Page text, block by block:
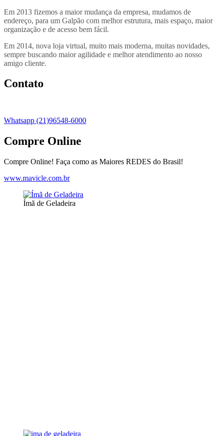
Em 2013 fizemos a maior mudança da empresa, mudamos de
endereço, para um Galpão com melhor estrutura, mais espaço, maior
organização e de acesso bem fácil.
Em 2014, nova loja virtual, muito mais moderna, muitas novidades,
sempre buscando maior agilidade e melhor atendimento ao nosso
amigo cliente.
Contato
Whatsapp (21)96548-6000
Compre Online
Compre Online! Faça como as Maiores REDES do Brasil!
www.mavicle.com.br
Ímã de Geladeira